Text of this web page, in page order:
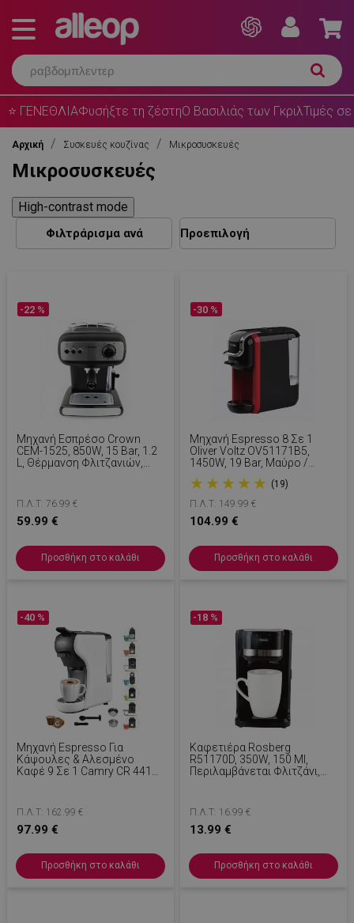
⭐ ΓΕΝΕΘΛΙΑΦυσήξτε τη ζέστηΟ Βασιλιάς των ΓκριλΤιμές σε
Αρχική Συσκευές κουζίνας Μικροσυσκευές
Μικροσυσκευές
High-contrast mode
Φιλτράρισμα ανά
Μηχανή Εσπρέσο Crown
CEM-1525, 850W, 15 Bar, 1.2
L, Θέρμανση Φλιτζανιών,
-22 %
Π.Λ.Τ: 76.99 €
59.99 €
Προσθήκη στο καλάθι
Μηχανή Espresso 8 Σε 1
Oliver Voltz OV51171B5,
1450W, 19 Bar, Μαύρο /
Κόκκινο
★ ★ ★ ★ ★ (19)
-30 %
Π.Λ.Τ: 149.99 €
104.99 €
Προσθήκη στο καλάθι
Μηχανή Espresso Για
Κάψουλες & Αλεσμένο
Καφέ 9 Σε 1 Camry CR 4414,
-40 %
Π.Λ.Τ: 162.99 €
97.99 €
Προσθήκη στο καλάθι
Καφετιέρα Rosberg
R51170D, 350W, 150 Ml,
Περιλαμβάνεται Φλιτζάνι,
-18 %
Π.Λ.Τ: 16.99 €
13.99 €
Προσθήκη στο καλάθι